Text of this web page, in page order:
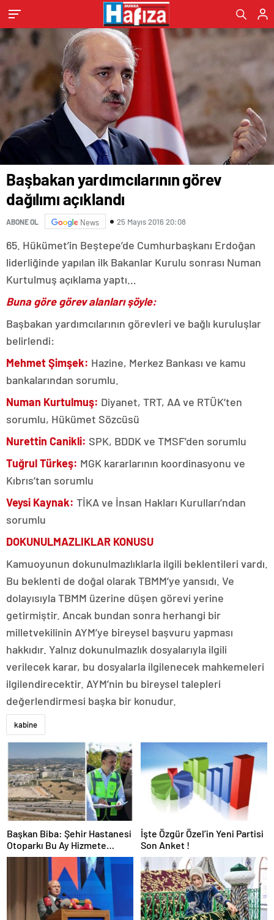
Başbakan yardımcılarının görev
dağılımı açıklandı
ABONE OL News 25 Mayıs 2016 20:08
65. Hükümet’in Beştepe’de Cumhurbaşkanı Erdoğan
liderliğinde yapılan ilk Bakanlar Kurulu sonrası Numan
Kurtulmuş açıklama yaptı…
Buna göre görev alanları şöyle:
Başbakan yardımcılarının görevleri ve bağlı kuruluşlar
belirlendi:
Mehmet Şimşek: Hazine, Merkez Bankası ve kamu
bankalarından sorumlu.
Numan Kurtulmuş: Diyanet, TRT, AA ve RTÜK’ten
sorumlu, Hükümet Sözcüsü
Nurettin Canikli: SPK, BDDK ve TMSF’den sorumlu
Tuğrul Türkeş: MGK kararlarının koordinasyonu ve
Kıbrıs’tan sorumlu
Veysi Kaynak: TİKA ve İnsan Hakları Kurulları’ndan
sorumlu
DOKUNULMAZLIKLAR KONUSU
Kamuoyunun dokunulmazlıklarla ilgili beklentileri vardı.
Bu beklenti de doğal olarak TBMM’ye yansıdı. Ve
dolayısıyla TBMM üzerine düşen görevi yerine
getirmiştir. Ancak bundan sonra herhangi bir
milletvekilinin AYM’ye bireysel başvuru yapması
hakkıdır. Yalnız dokunulmazlık dosyalarıyla ilgili
verilecek karar, bu dosyalarla ilgilenecek mahkemeleri
ilgilendirecektir. AYM’nin bu bireysel talepleri
değerlendirmesi başka bir konudur.
kabine
Başkan Biba: Şehir Hastanesi
Otoparkı Bu Ay Hizmete
Açılacak
İşte Özgür Özel’in Yeni Partisi
Son Anket !